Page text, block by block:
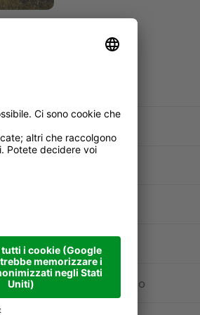
Punto più alto
Punto più basso